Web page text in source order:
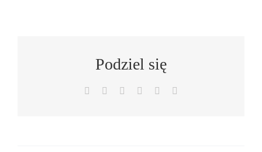
Podziel się
Facebook LinkedInWhatsApp
Pinterest